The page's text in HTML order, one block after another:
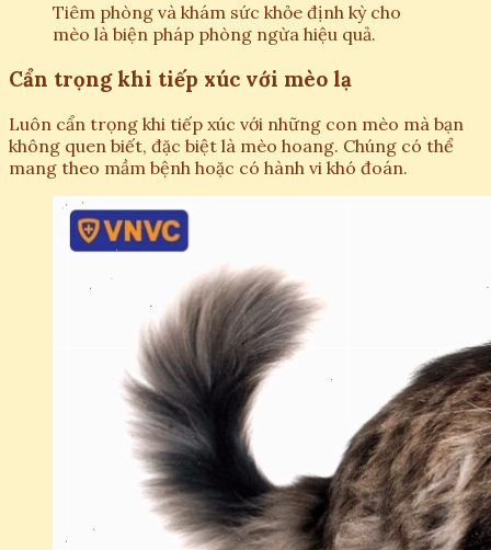
Tiêm phòng và khám sức khỏe định kỳ cho
mèo là biện pháp phòng ngừa hiệu quả.
Cẩn trọng khi tiếp xúc với mèo lạ
Luôn cẩn trọng khi tiếp xúc với những con mèo mà bạn
không quen biết, đặc biệt là mèo hoang. Chúng có thể
mang theo mầm bệnh hoặc có hành vi khó đoán.